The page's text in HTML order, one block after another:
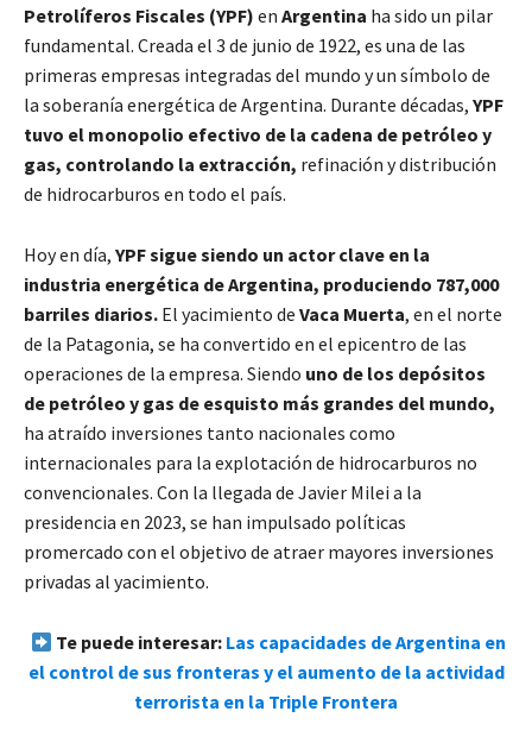
Petrolíferos Fiscales (YPF) en Argentina ha sido un pilar
fundamental. Creada el 3 de junio de 1922, es una de las
primeras empresas integradas del mundo y un símbolo de
la soberanía energética de Argentina. Durante décadas, YPF
tuvo el monopolio efectivo de la cadena de petróleo y
gas, controlando la extracción, refinación y distribución
de hidrocarburos en todo el país.
Hoy en día, YPF sigue siendo un actor clave en la
industria energética de Argentina, produciendo 787,000
barriles diarios. El yacimiento de Vaca Muerta, en el norte
de la Patagonia, se ha convertido en el epicentro de las
operaciones de la empresa. Siendo uno de los depósitos
de petróleo y gas de esquisto más grandes del mundo,
ha atraído inversiones tanto nacionales como
internacionales para la explotación de hidrocarburos no
convencionales. Con la llegada de Javier Milei a la
presidencia en 2023, se han impulsado políticas
promercado con el objetivo de atraer mayores inversiones
privadas al yacimiento.
Te puede interesar:Las capacidades de Argentina en
el control de sus fronteras y el aumento de la actividad
terrorista en la Triple Frontera